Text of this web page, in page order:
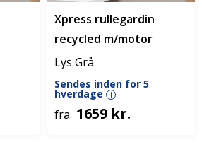
Xpress rullegardin
recycled m/motor
Lys Grå
Sendes inden for 5
hverdage i
fra 1659 kr.